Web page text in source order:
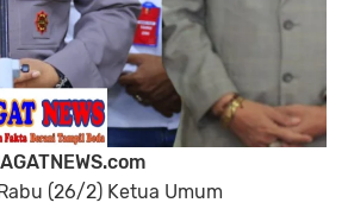
(26/2) Ketua Umum